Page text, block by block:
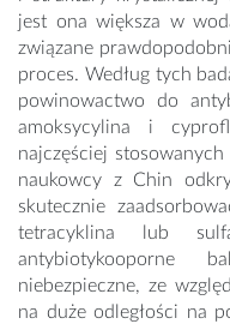
jest ona większa w
związane
proces. Według tych
powinowactwo do
amoksycylina i
najczęściej
naukowcy z Chin
skutecznie
tetracyklina lub
antybiotykooporne
niebezpieczne, ze
na duże odległości na